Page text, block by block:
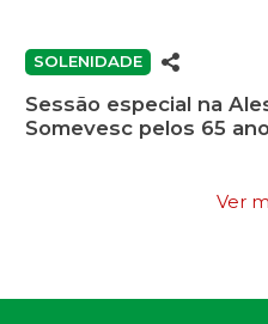
SOLENIDADE
Sessão especial na
Somevesc pelos 65
Ver